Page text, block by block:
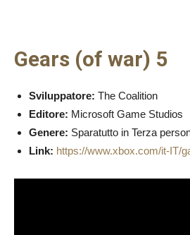
Gears (of war) 5
Sviluppatore: The Coalition
Editore: Microsoft Game Studios
Genere: Sparatutto in Terza
Link: https://www.xbox.com/it-IT/